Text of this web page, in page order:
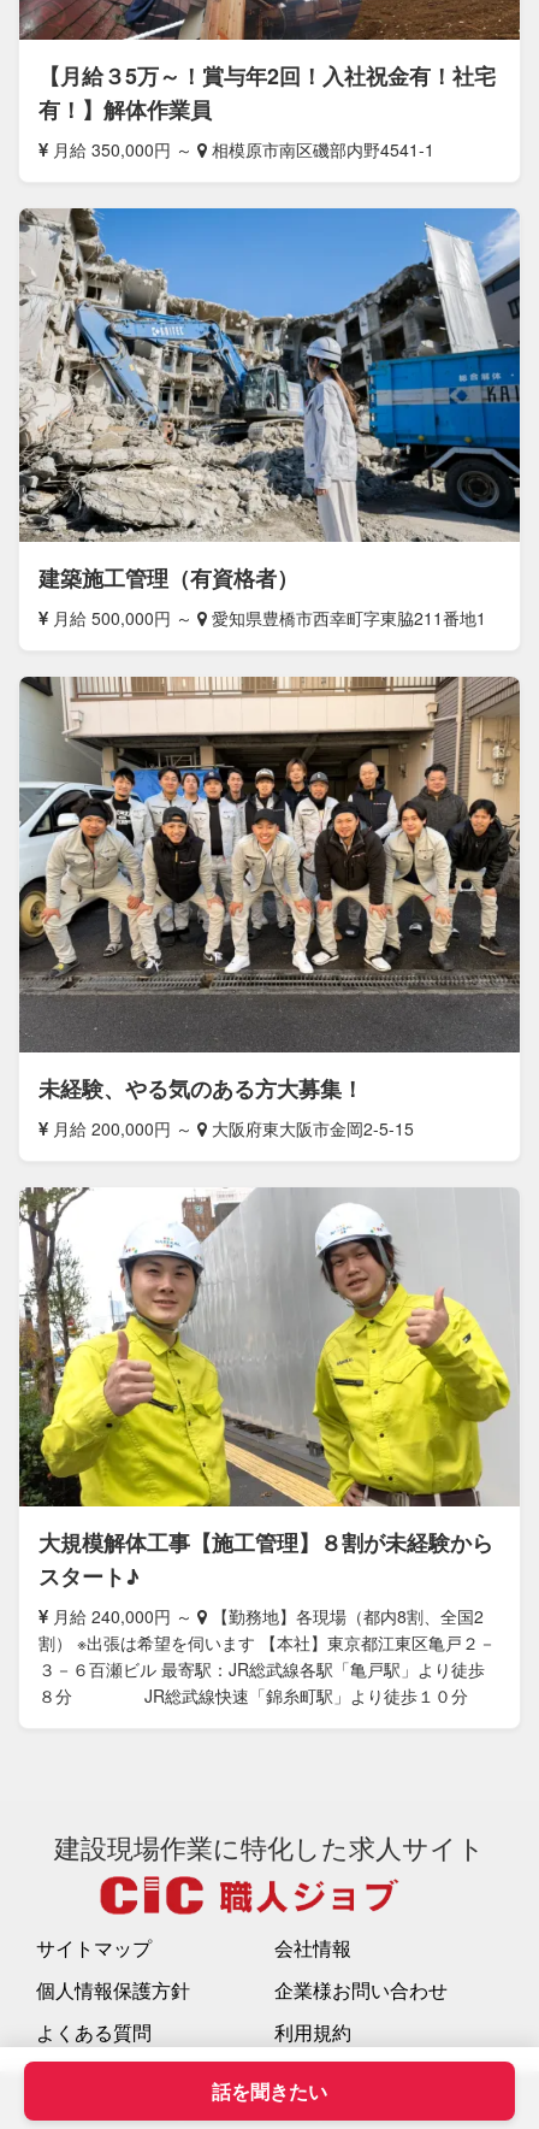
【月給３5万～！賞与年2回！入社祝金有！社宅
有！】解体作業員
月給 350,000円 ～ 相模原市南区磯部内野4541-1
建築施工管理（有資格者）
月給 500,000円 ～ 愛知県豊橋市西幸町字東脇211番地1
未経験、やる気のある方大募集！
月給 200,000円 ～ 大阪府東大阪市金岡2-5-15
大規模解体工事【施工管理】８割が未経験から
スタート♪
月給 240,000円 ～
【勤務地】各現場（都内8割、全国2
割） ※出張は希望を伺います 【本社】東京都江東区亀戸２－
３－６百瀬ビル 最寄駅：JR総武線各駅「亀戸駅」より徒歩
８分 JR総武線快速「錦糸町駅」より徒歩１０分
話を聞きたい
建設現場作業に特化した求人サイト
サイトマップ
会社情報
個人情報保護方針
企業様お問い合わせ
よくある質問
利用規約
厚生労働省事業者届出番号 : 51-募-001793